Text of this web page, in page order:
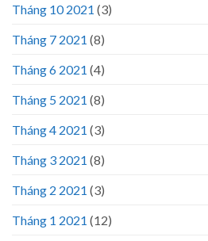
Tháng 10 2021 (3)
Tháng 7 2021 (8)
Tháng 6 2021 (4)
Tháng 5 2021 (8)
Tháng 4 2021 (3)
Tháng 3 2021 (8)
Tháng 2 2021 (3)
Tháng 1 2021 (12)